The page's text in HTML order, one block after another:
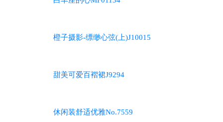
橙子摄影-缥缈心弦(上)J10015
甜美可爱百褶裙J9294
休闲装舒适优雅No.7559